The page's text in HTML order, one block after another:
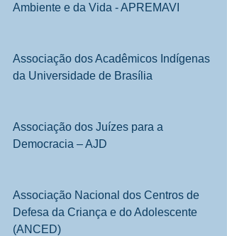
Ambiente e da Vida - APREMAVI
Associação dos Acadêmicos Indígenas
da Universidade de Brasília
Associação dos Juízes para a
Democracia – AJD
Associação Nacional dos Centros de
Defesa da Criança e do Adolescente
(ANCED)